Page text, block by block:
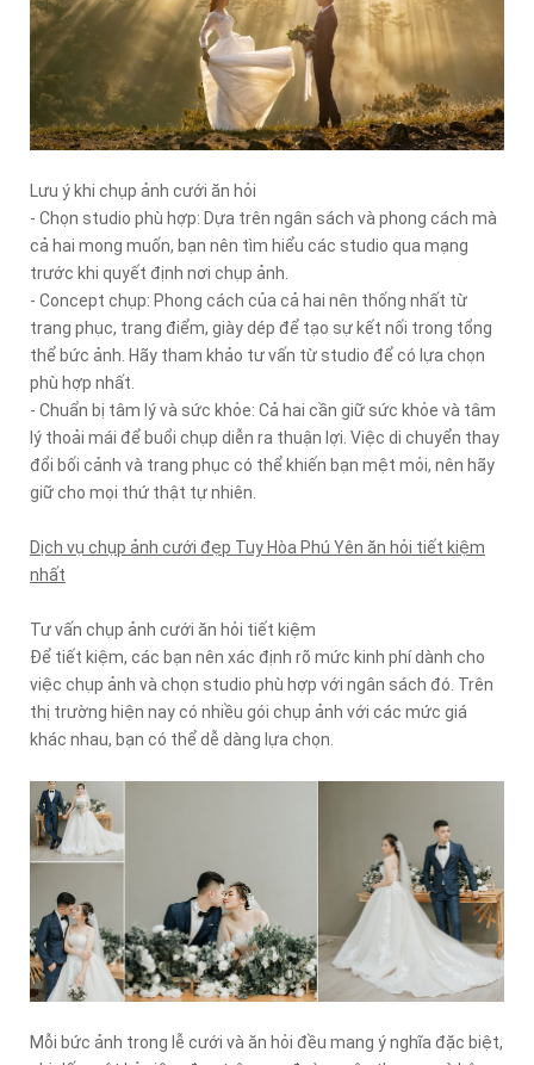
Lưu ý khi chụp ảnh cưới ăn hỏi
- Chọn studio phù hợp: Dựa trên ngân sách và phong cách mà
cả hai mong muốn, bạn nên tìm hiểu các studio qua mạng
trước khi quyết định nơi chụp ảnh.
- Concept chụp: Phong cách của cả hai nên thống nhất từ
trang phục, trang điểm, giày dép để tạo sự kết nối trong tổng
thể bức ảnh. Hãy tham khảo tư vấn từ studio để có lựa chọn
phù hợp nhất.
- Chuẩn bị tâm lý và sức khỏe: Cả hai cần giữ sức khỏe và tâm
lý thoải mái để buổi chụp diễn ra thuận lợi. Việc di chuyển thay
đổi bối cảnh và trang phục có thể khiến bạn mệt mỏi, nên hãy
giữ cho mọi thứ thật tự nhiên.
Dịch vụ chụp ảnh cưới đẹp Tuy Hòa Phú Yên ăn hỏi tiết kiệm
nhất
Tư vấn chụp ảnh cưới ăn hỏi tiết kiệm
Để tiết kiệm, các bạn nên xác định rõ mức kinh phí dành cho
việc chụp ảnh và chọn studio phù hợp với ngân sách đó. Trên
thị trường hiện nay có nhiều gói chụp ảnh với các mức giá
khác nhau, bạn có thể dễ dàng lựa chọn.
Mỗi bức ảnh trong lễ cưới và ăn hỏi đều mang ý nghĩa đặc biệt,